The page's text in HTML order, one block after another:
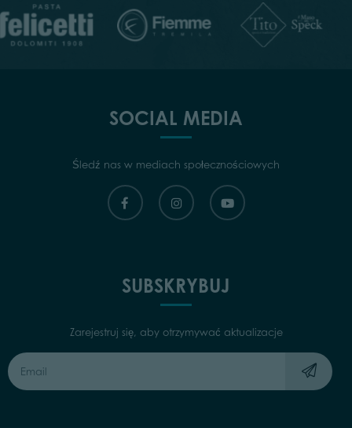
SOCIAL MEDIA
Śledź nas w mediach społecznościowych
SUBSKRYBUJ
Zarejestruj się, aby otrzymywać aktualizacje